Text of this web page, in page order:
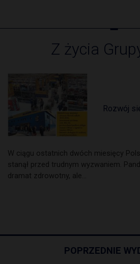
Z życia
Rozwój
W ciągu ostatnich dwóch miesięcy
stanął przed trudnym wyzwaniem.
dramat zdrowotny, ale…
POPRZEDNIE